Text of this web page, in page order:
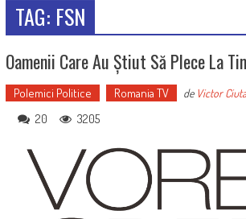
TAG: FSN
Oamenii Care Au Știut Să Plece La
Polemici Politice Romania TV de Victor
20 3205